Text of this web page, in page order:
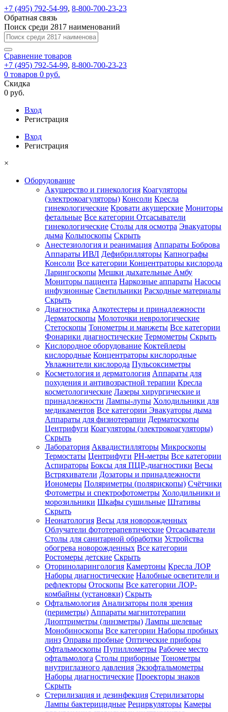
+7 (495) 792-54-99, 8-800-700-23-23
Обратная связь
Поиск среди 2817 наименований
Сравнение товаров
+7 (495) 792-54-99, 8-800-700-23-23
0 товаров 0 руб.
Скидка
0 руб.
Вход
Регистрация
Вход
Регистрация
×
Оборудование
Акушерство и гинекология Коагуляторы
(электрокоагуляторы) Консоли Кресла
гинекологические Кровати акушерские Мониторы
фетальные Все категории Отсасыватели
гинекологические Столы для осмотра Эвакуаторы
дыма Кольпоскопы Скрыть
Анестезиология и реанимация Аппараты Боброва
Аппараты ИВЛ Дефибрилляторы Капнографы
Консоли Все категории Концентраторы кислорода
Ларингоскопы Мешки дыхательные Амбу
Мониторы пациента Наркозные аппараты Насосы
инфузионные Светильники Расходные материалы
Скрыть
Диагностика Алкотестеры и принадлежности
Дерматоскопы Молоточки неврологические
Стетоскопы Тонометры и манжеты Все категории
Фонарики диагностические Термометры Скрыть
Кислородное оборудование Коктейлеры
кислородные Концентраторы кислородные
Увлажнители кислорода Пульсоксиметры
Косметология и дерматология Аппараты для
похудения и антивозрастной терапии Кресла
косметологические Лазеры хирургические и
принадлежности Лампы-лупы Холодильники для
медикаментов Все категории Эвакуаторы дыма
Аппараты для физиотерапии Дерматоскопы
Центрифуги Коагуляторы (электрокоагуляторы)
Скрыть
Лаборатория Аквадистилляторы Микроскопы
Термостаты Центрифуги PH-метры Все категории
Аспираторы Боксы для ПЦР-диагностики Весы
Встряхиватели Дозаторы и принадлежности
Иономеры Поляриметры (полярископы) Счётчики
Фотометры и спектрофотометры Холодильники и
морозильники Шкафы сушильные Штативы
Скрыть
Неонатология Весы для новорожденных
Облучатели фототерапевтические Отсасыватели
Столы для санитарной обработки Устройства
обогрева новорожденных Все категории
Ростомеры детские Скрыть
Оториноларингология Камертоны Кресла ЛОР
Наборы диагностические Налобные осветители и
рефлекторы Отоскопы Все категории ЛОР-
комбайны (установки) Скрыть
Офтальмология Анализаторы поля зрения
(периметры) Аппараты магнитотерапии
Диоптриметры (линзметры) Лампы щелевые
Монобиноскопы Все категории Наборы пробных
линз Оправы пробные Оптические приборы
Офтальмоскопы Пупиллометры Рабочее место
офтальмолога Столы приборные Тонометры
внутриглазного давления Экзофтальмометры
Наборы диагностические Проекторы знаков
Скрыть
Стерилизация и дезинфекция Стерилизаторы
Лампы бактерицидные Рециркуляторы Камеры